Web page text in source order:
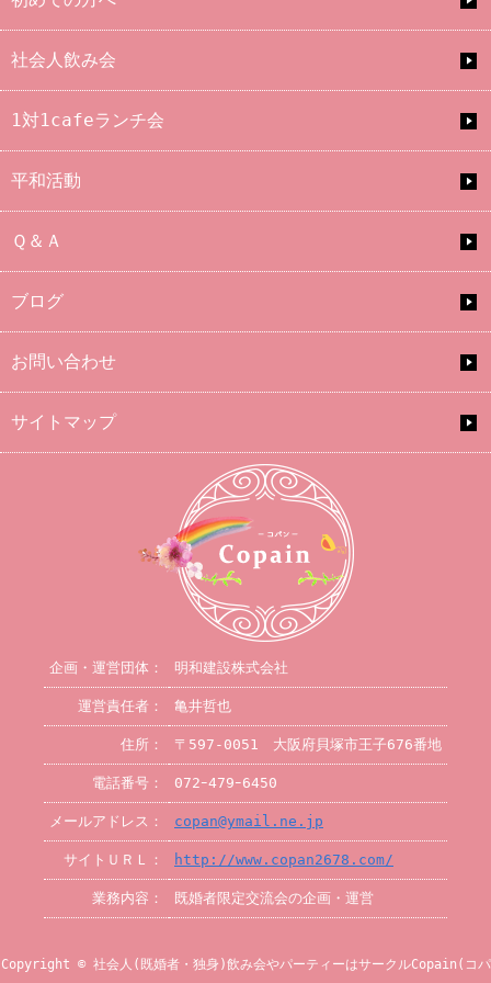
社会人飲み会
1対1cafeランチ会
平和活動
Ｑ＆Ａ
ブログ
お問い合わせ
サイトマップ
企画・運営団体： 明和建設株式会社
運営責任者： 亀井哲也
住所： 〒597-0051 大阪府貝塚市王子676番地
電話番号： 072ｰ479ｰ6450
メールアドレス： copan@ymail.ne.jp
サイトＵＲＬ： http://www.copan2678.com/
業務内容： 既婚者限定交流会の企画・運営
Copyright © 社会人(既婚者・独身)飲み会やパーティーはサークルCopain(コパ